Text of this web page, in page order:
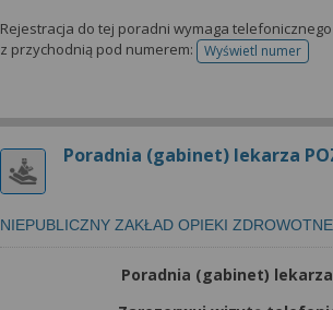
Rejestracja do tej poradni wymaga
z przychodnią pod numerem:
Wyświetl numer
telefonu do
Poradnia (gabinet) lekarza
NIEPUBLICZNY ZAKŁAD OPIEKI
Poradnia (gabinet) lekarza